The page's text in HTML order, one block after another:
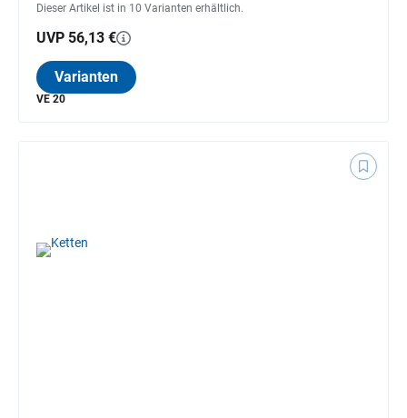
Dieser Artikel ist in 10 Varianten erhältlich.
UVP 56,13 €
Varianten
VE 20